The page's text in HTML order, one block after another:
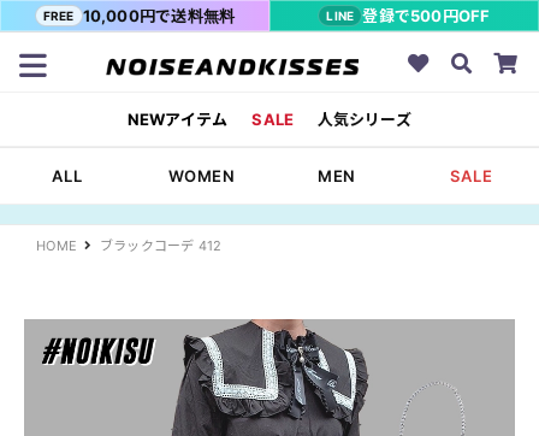
FREE 10,000円で送料無料 LINE 登録で500円OFF
NEWアイテム SALE 人気シリーズ
ALL WOMEN MEN SALE
HOME ブラックコーデ 412